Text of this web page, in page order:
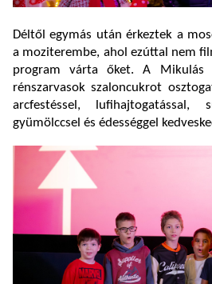
Déltől egymás után érkeztek a
a moziterembe, ahol ezúttal nem
program várta őket. A
rénszarvasok szaloncukrot
arcfestéssel, lufihajtogatással,
gyümölccsel és édességgel